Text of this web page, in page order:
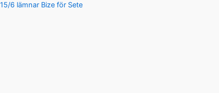
15/6 lämnar Bize för Sete